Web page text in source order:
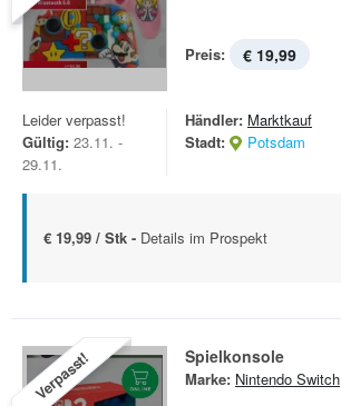
Preis: € 19,99
Leider verpasst!
Gültig: 23.11. -
29.11.
Händler: Marktkauf
Stadt:
Potsdam
€ 19,99 / Stk - Details im Prospekt
Verpasst! Spielkonsole
Marke: Nintendo Switch